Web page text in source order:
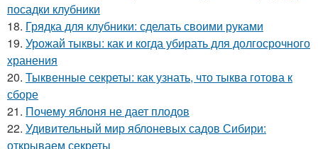
посадки клубники
18. Грядка для клубники: сделать своими руками
19. Урожай тыквы: как и когда убирать для долгосрочного
хранения
20. Тыквенные секреты: как узнать, что тыква готова к
сборе
21. Почему яблоня не дает плодов
22. Удивительный мир яблоневых садов Сибири:
открываем секреты